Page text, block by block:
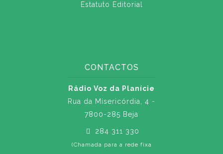
Estatuto Editorial
CONTACTOS
Rádio Voz da Planície
Rua da Misericórdia, 4 -
7800-285 Beja
284 311 330
(Chamada para a rede fixa